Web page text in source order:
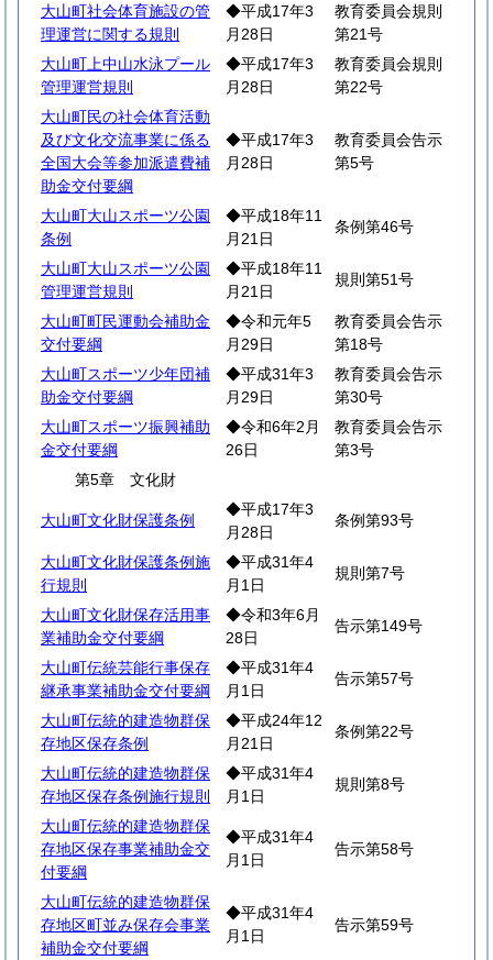
大山町社会体育施設の管
理運営に関する規則
◆平成17年3
月28日
教育委員会規則
第21号
大山町上中山水泳プール
管理運営規則
◆平成17年3
月28日
教育委員会規則
第22号
大山町民の社会体育活動
及び文化交流事業に係る
全国大会等参加派遣費補
助金交付要綱
◆平成17年3
月28日
教育委員会告示
第5号
大山町大山スポーツ公園
条例
◆平成18年11
月21日
条例第46号
大山町大山スポーツ公園
管理運営規則
◆平成18年11
月21日
規則第51号
大山町町民運動会補助金
交付要綱
◆令和元年5
月29日
教育委員会告示
第18号
大山町スポーツ少年団補
助金交付要綱
◆平成31年3
月29日
教育委員会告示
第30号
大山町スポーツ振興補助
金交付要綱
◆令和6年2月
26日
教育委員会告示
第3号
第5章 文化財
大山町文化財保護条例
◆平成17年3
月28日
条例第93号
大山町文化財保護条例施
行規則
◆平成31年4
月1日
規則第7号
大山町文化財保存活用事
業補助金交付要綱
◆令和3年6月
28日
告示第149号
大山町伝統芸能行事保存
継承事業補助金交付要綱
◆平成31年4
月1日
告示第57号
大山町伝統的建造物群保
存地区保存条例
◆平成24年12
月21日
条例第22号
大山町伝統的建造物群保
存地区保存条例施行規則
◆平成31年4
月1日
規則第8号
大山町伝統的建造物群保
存地区保存事業補助金交
付要綱
◆平成31年4
月1日
告示第58号
大山町伝統的建造物群保
存地区町並み保存会事業
補助金交付要綱
◆平成31年4
月1日
告示第59号